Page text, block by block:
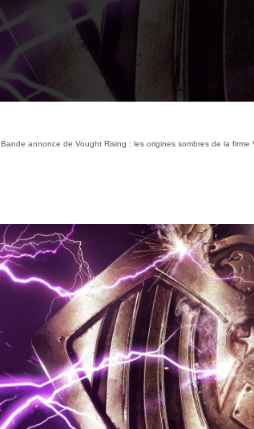
Bande annonce de Vought Rising : les origines sombres de la firme